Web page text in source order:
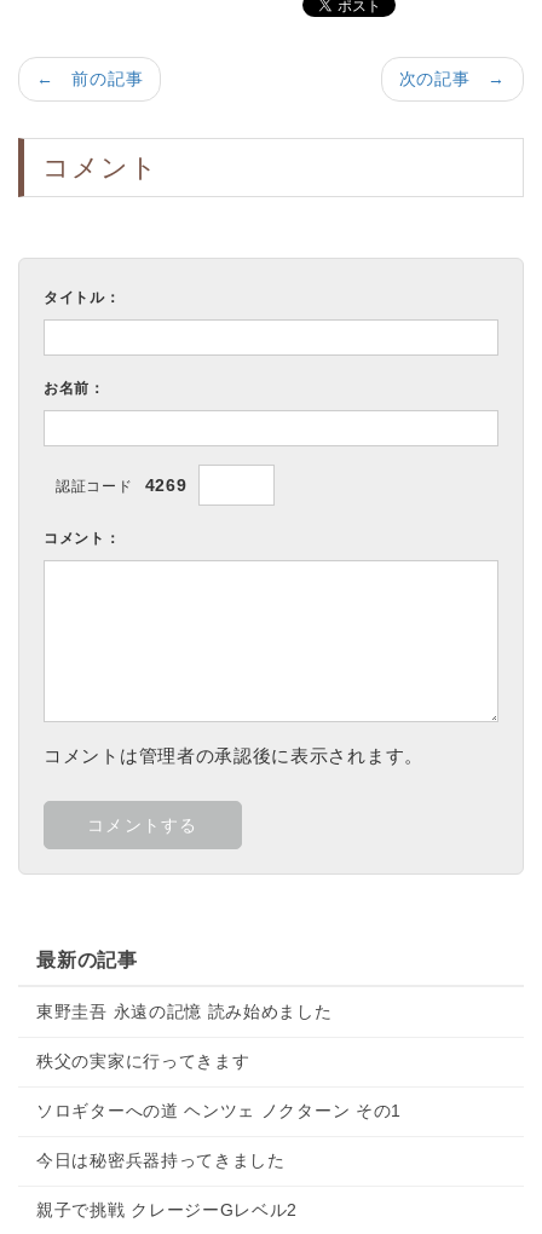
次の記事 →
← 前の記事
コメント
タイトル：
お名前：
認証コード 4269
コメント：
コメントは管理者の承認後に表示されます。
最新の記事
東野圭吾 永遠の記憶 読み始めました
秩父の実家に行ってきます
ソロギターへの道 ヘンツェ ノクターン その1
今日は秘密兵器持ってきました
親子で挑戦 クレージーGレベル2